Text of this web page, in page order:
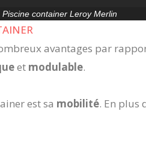
Piscine container Leroy Merlin
avantages par
et modulable.
est sa mobilité. En plus